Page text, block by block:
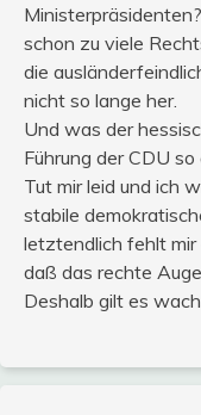
schon zu viele
die
nicht so lange her.
Und was der
Führung der CDU so
Tut mir leid und ich
stabile
letztendlich fehlt mir
daß das rechte
Deshalb gilt es